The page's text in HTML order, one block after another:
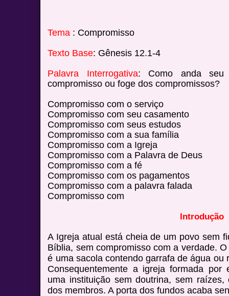
Tema : Compromisso
Texto Base: Gênesis 12.1-4
Palavra Interrogativa: Como anda seu
compromisso ou foge dos compromissos?
Compromisso com o serviço
Compromisso com seu casamento
Compromisso com seus estudos
Compromisso com a sua família
Compromisso com a Igreja
Compromisso com a Palavra de Deus
Compromisso com a fé
Compromisso com os pagamentos
Compromisso com a palavra falada
Compromisso com
Introdução
A Igreja atual está cheia de um povo sem
Bíblia, sem compromisso com a verdade.
é uma sacola contendo garrafa de água ou
Consequentemente a igreja formada
uma instituição sem doutrina, sem raízes,
dos membros. A porta dos fundos acaba